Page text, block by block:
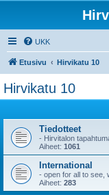
UKK
Etusivu Hirvikatu 10
Hirvikatu 10
Tiedotteet
- Hirvitalon
Aiheet: 1061
International
- open for all to see,
Aiheet: 283